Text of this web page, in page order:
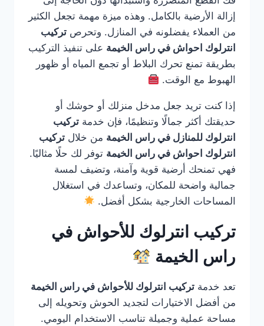
إزالة الأرضية بالكامل. وهذه ميزة مهمة تجعل الكثير
من العملاء يفضلونه في المنازل. وتحرص تركيب
انترلوك احواش في راس الخيمة على تنفيذ التركيب
بطريقة تمنع تحرك البلاط أو تجمع المياه أو ظهور
الهبوط مع الوقت.
إذا كنت تريد جعل مدخل منزلك أو حوشك أو
حديقتك أكثر جمالًا وتنظيمًا، فإن خدمة تركيب
انترلوك للمنازل في راس الخيمة من خلال تركيب
انترلوك احواش في راس الخيمة توفر لك حلًا مثاليًا.
فهي تمنحك أرضية قوية وآمنة، وتضيف لمسة
جمالية واضحة للمكان، وتساعدك في استغلال
المساحات الخارجية بشكل أفضل.
تركيب انترلوك للأحواش في
راس الخيمة
تعد خدمة تركيب انترلوك للأحواش في راس الخيمة
من أفضل الاختيارات لتجديد الحوش وتحويله إلى
مساحة عملية وجميلة تناسب الاستخدام اليومي.